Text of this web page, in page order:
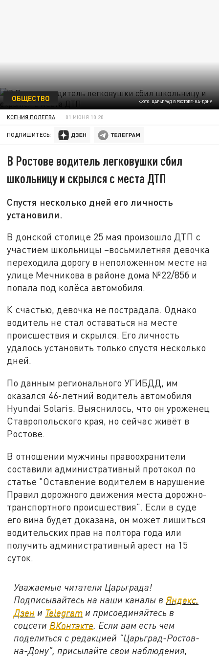
ФОТО: ЦАРЬГРАД В РОСТОВЕ-НА-ДОНУ
ОБЩЕСТВО
КСЕНИЯ ПОЛЕЕВА 01 ИЮНЯ 10:20
ПОДПИШИТЕСЬ:
В Ростове водитель легковушки сбил
школьницу и скрылся с места ДТП
Спустя несколько дней его личность
установили.
В донской столице 25 мая произошло ДТП с
участием школьницы –восьмилетняя девочка
переходила дорогу в неположенном месте на
улице Мечникова в районе дома №22/85б и
попала под колёса автомобиля.
К счастью, девочка не пострадала. Однако
водитель не стал оставаться на месте
происшествия и скрылся. Его личность
удалось установить только спустя несколько
дней.
По данным регионального УГИБДД, им
оказался 46-летний водитель автомобиля
Hyundai Solaris. Выяснилось, что он уроженец
Ставропольского края, но сейчас живёт в
Ростове.
В отношении мужчины правоохранители
составили административный протокол по
статье "Оставление водителем в нарушение
Правил дорожного движения места дорожно-
транспортного происшествия". Если в суде
его вина будет доказана, он может лишиться
водительских прав на полтора года или
получить административный арест на 15
суток.
Уважаемые читатели Царьграда!
Подписывайтесь на наши каналы в Яндекс.
Дзен и Telegram и присоединяйтесь в
соцсети ВКонтакте . Если вам есть чем
поделиться с редакцией "Царьград-Ростов-
на-Дону", присылайте свои наблюдения,